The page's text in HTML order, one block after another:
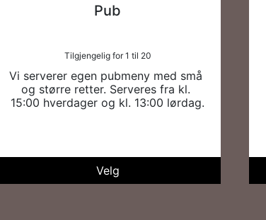
Pub
Tilgjengelig for 1 til 20
Vi serverer egen pubmeny med små
og større retter. Serveres fra kl.
15:00 hverdager og kl. 13:00 lørdag.
Velg